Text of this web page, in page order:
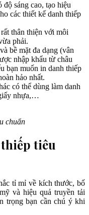
sáng cao, tạo hiệu
các thiết kế danh thiếp
thân thiện với môi
phải.
bề mặt đa dạng (vân
nhập khẩu từ châu
bạn muốn in danh thiếp
hảo nhất.
có thể dùng làm danh
nhựa,…
chuẩn
tiêu
tỉ mỉ về kích thước, bố
và hiệu quả truyền tải
trọng bạn cần chú ý khi